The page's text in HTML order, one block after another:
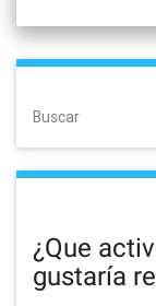
Buscar
¿Que
gustaría